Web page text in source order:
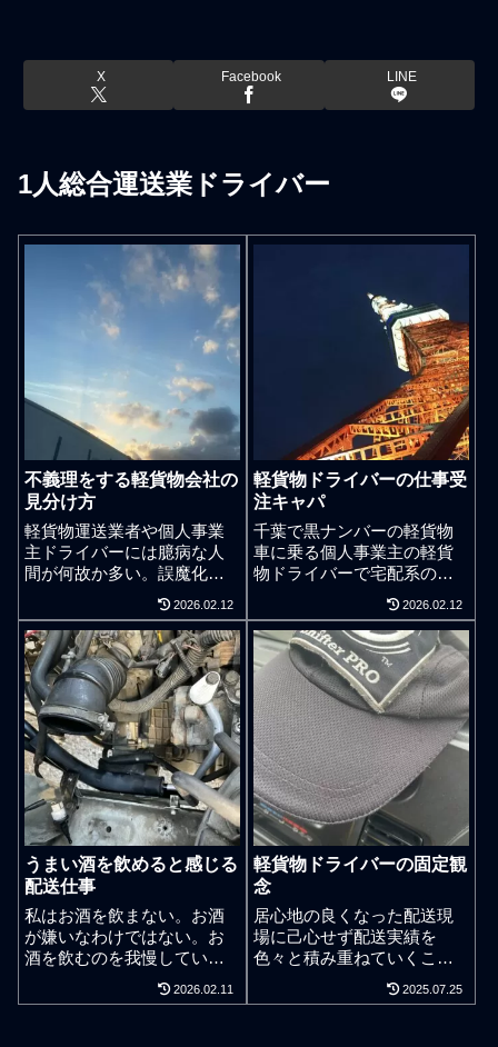
X Facebook LINE
1人総合運送業ドライバー
不義理をする軽貨物会社の
見分け方
軽貨物運送業者や個人事業
主ドライバーには臆病な人
間が何故か多い。誤魔化し
たり、嘘をついたり、不義
理をする人間がポツポツと
いる。正直に胸を張って事
業や仕事をすればいいのに
と感じる。つい先日、親し
い中型トラック運送ドライ
バーさんとの会話で新人ド
ライバーが突然ばっくれた
という話を聞いたりもした
が軽貨物運送業者のみなら
ず運送業界には一定数の駄
目な奴がいるのは事実だろ
う。裏切りや不義理をする
人間はこれぐらいはいいだ
ろうという自分勝手な基準
をつくるものの結局最後は
都合の悪さを隠すことがで
きなくなって事実を微妙に
のように業務請負で働く者
2026.02.12
軽貨物ドライバーの仕事受
注キャパ
千葉で黒ナンバーの軽貨物
車に乗る個人事業主の軽貨
物ドライバーで宅配系の案
件を請け負っている人は仕
事量が多すぎて激務になっ
ている人が多い。軽貨物配
送の仕事で軽バンの荷室に
荷物を満載にして街中を走
っている配送ドライバーを
見かけます。見ない日はあ
りません。軽貨物ドライバ
ー同士は共存共栄ではあり
ません。共存共苦の精神が
大事です。配属会社とドラ
イバーの関係は鴨葱状態で
すので配送会社はドライバ
ーに対して共存共栄を唱え
ます。とても便利な宅配便
ですが、荷物を届けてくれ
る車は大きなトラックや軽
貨物車の違いはあります
なく、車両に大手宅配便の
2026.02.12
うまい酒を飲めると感じる
配送仕事
私はお酒を飲まない。お酒
が嫌いなわけではない。お
酒を飲むのを我慢している
わけでもない。ワンチーム
の24時間体制で配送仕事を
2026.02.11
軽貨物ドライバーの固定観
念
居心地の良くなった配送現
場に己心せず配送実績を
色々と積み重ねていくこと
が成長していく上で重要だ
という気持ちがお客様を感
2025.07.25